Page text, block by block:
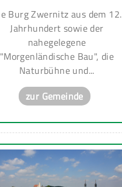
Burg Zwernitz aus dem 12.
Jahrhundert sowie der
nahegelegene
"Morgenländische Bau", die
Naturbühne und...
zur Gemeinde